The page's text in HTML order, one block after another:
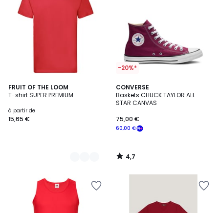
FRUIT OF THE LOOM
T-shirt SUPER PREMIUM
à partir de
15,65 €
8
Couleurs
-20%*
CONVERSE
Baskets CHUCK TAYLOR ALL
STAR CANVAS
60,00 €
75,00 €
4,7
/ 5
4,7
/